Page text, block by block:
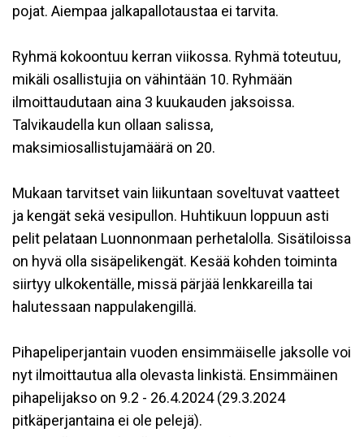
pojat. Aiempaa jalkapallotaustaa ei tarvita.
Ryhmä kokoontuu kerran viikossa. Ryhmä toteutuu,
mikäli osallistujia on vähintään 10. Ryhmään
ilmoittaudutaan aina 3 kuukauden jaksoissa.
Talvikaudella kun ollaan salissa,
maksimiosallistujamäärä on 20.
Mukaan tarvitset vain liikuntaan soveltuvat vaatteet
ja kengät sekä vesipullon. Huhtikuun loppuun asti
pelit pelataan Luonnonmaan perhetalolla. Sisätiloissa
on hyvä olla sisäpelikengät. Kesää kohden toiminta
siirtyy ulkokentälle, missä pärjää lenkkareilla tai
halutessaan nappulakengillä.
Pihapeliperjantain vuoden ensimmäiselle jaksolle voi
nyt ilmoittautua alla olevasta linkistä. Ensimmäinen
pihapelijakso on 9.2 - 26.4.2024 (29.3.2024
pitkäperjantaina ei ole pelejä).